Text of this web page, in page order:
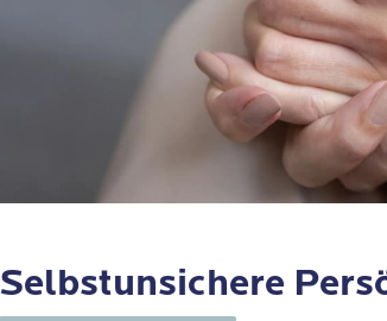
Selbstunsichere